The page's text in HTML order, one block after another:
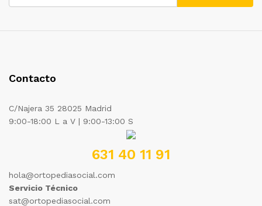
Contacto
C/Najera 35 28025 Madrid
9:00-18:00 L a V | 9:00-13:00 S
631 40 11 91
hola@ortopediasocial.com
Servicio Técnico
sat@ortopediasocial.com